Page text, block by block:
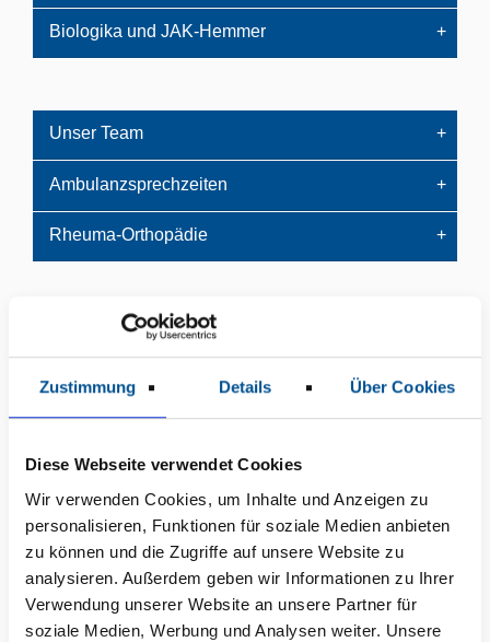
Zustimmung Details Über Cookies
Diese Webseite verwendet Cookies
Wir verwenden Cookies, um Inhalte und Anzeigen zu
personalisieren, Funktionen für soziale Medien anbieten
zu können und die Zugriffe auf unsere Website zu
analysieren. Außerdem geben wir Informationen zu Ihrer
Verwendung unserer Website an unsere Partner für
soziale Medien, Werbung und Analysen weiter. Unsere
Biologika und JAK-Hemmer
Unser Team
Ambulanzsprechzeiten
Rheuma-Orthopädie
Ihre Ansprechpartner*innen